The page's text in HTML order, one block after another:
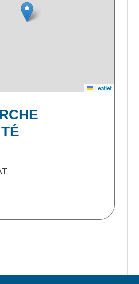
Leaflet